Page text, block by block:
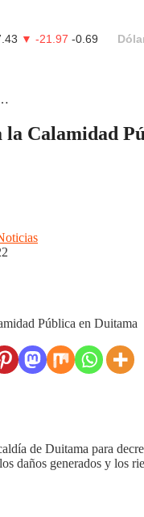
▼ -21.97 -0.69
la Calamidad
de Duitama para
daños generados y los